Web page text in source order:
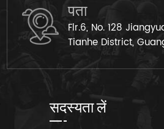
पता
Flr.6, No. 128
Tianhe District,
सदस्यता लें